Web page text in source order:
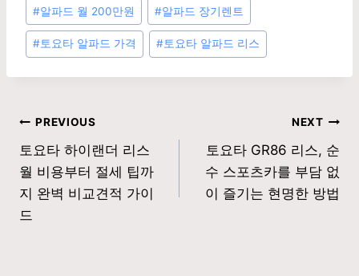
#알파드 월 200만원 #알파드 장기렌트
#토요타 알파드 가격 #토요타 알파드 리스
글
탐
색
PREVIOUS
토요타 하이랜더 리스
월 비용부터 절세 팁까
지 완벽 비교견적 가이
드
NEXT
토요타 GR86 리스, 순
수 스포츠카를 부담 없
이 즐기는 현명한 방법